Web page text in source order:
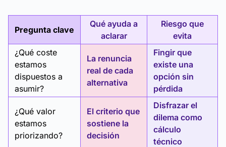
Pregunta clave
Qué ayuda a
aclarar
Riesgo que
evita
¿Qué coste
estamos
dispuestos a
asumir?
La renuncia
real de cada
alternativa
Fingir que
existe una
opción sin
pérdida
¿Qué valor
estamos
priorizando?
El criterio que
sostiene la
decisión
Disfrazar el
dilema como
cálculo
técnico